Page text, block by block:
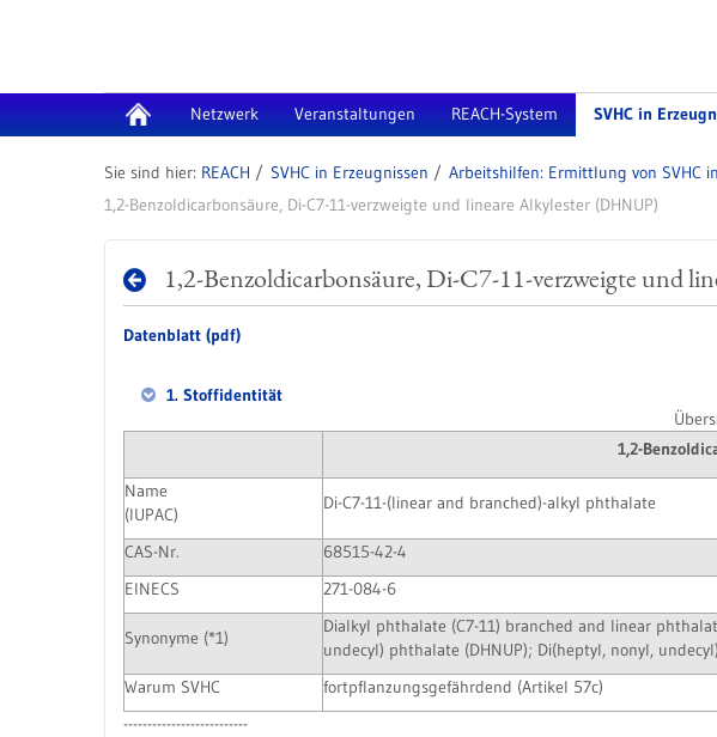
Netzwerk Veranstaltungen REACH-System SVHC in
REACH SVHC in Erzeugnissen
1,2-Benzoldicarbonsäure, Di-C7-11-verzweigte und lineare Alkylester (DHNUP)
1,2-Benzoldicarbonsäure, Di-C7-11-verzweigte und
Datenblatt (pdf)
1. Stoffidentität
1,2-
Name
(IUPAC)
Di-C7-11-(linear and branched)-alkyl phthalate
CAS-Nr.
68515-42-4
EINECS
271-084-6
Synonyme (*1)
Dialkyl phthalate (C7-11) branched and linear
undecyl) phthalate (DHNUP); Di(heptyl, nonyl,
Warum SVHC
fortpflanzungsgefährdend (Artikel 57c)
--------------------------